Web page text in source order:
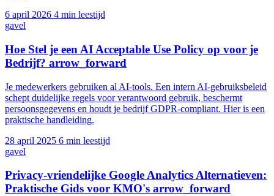
6 april 2026 4 min leestijd
gavel
Hoe Stel je een AI Acceptable Use Policy op voor je
Bedrijf? arrow_forward
Je medewerkers gebruiken al AI-tools. Een intern AI-gebruiksbeleid
schept duidelijke regels voor verantwoord gebruik, beschermt
persoonsgegevens en houdt je bedrijf GDPR-compliant. Hier is een
praktische handleiding.
28 april 2025 6 min leestijd
gavel
Privacy-vriendelijke Google Analytics Alternatieven:
Praktische Gids voor KMO's arrow_forward